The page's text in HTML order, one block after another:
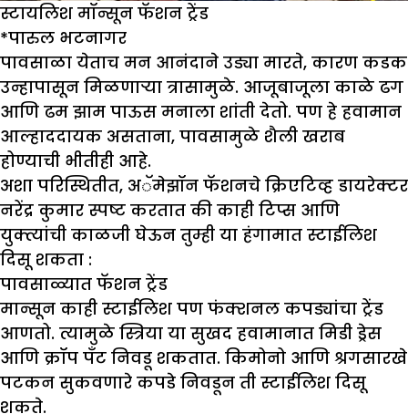
स्टायलिश मॉन्सून फॅशन ट्रेंड
*पारुल भटनागर
पावसाळा येताच मन आनंदाने उड्या मारते, कारण कडक
उन्हापासून मिळणाऱ्या त्रासामुळे. आजूबाजूला काळे ढग
आणि ढम झाम पाऊस मनाला शांती देतो. पण हे हवामान
आल्हाददायक असताना, पावसामुळे शैली खराब
होण्याची भीतीही आहे.
अशा परिस्थितीत, अॅमेझॉन फॅशनचे क्रिएटिव्ह डायरेक्टर
नरेंद्र कुमार स्पष्ट करतात की काही टिप्स आणि
युक्त्यांची काळजी घेऊन तुम्ही या हंगामात स्टाईलिश
दिसू शकता :
पावसाळ्यात फॅशन ट्रेंड
मान्सून काही स्टाईलिश पण फंक्शनल कपड्यांचा ट्रेंड
आणतो. त्यामुळे स्त्रिया या सुखद हवामानात मिडी ड्रेस
आणि क्रॉप पँट निवडू शकतात. किमोनो आणि श्रगसारखे
पटकन सुकवणारे कपडे निवडून ती स्टाईलिश दिसू
शकते.